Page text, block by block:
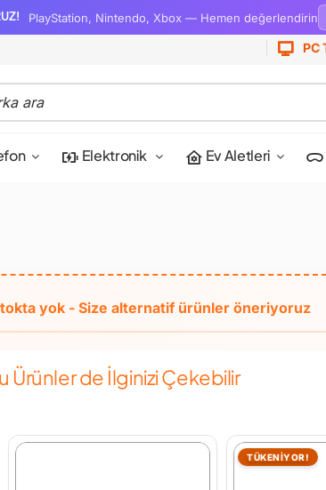
PlayStation, Nintendo, Xbox — Hemen değerlendirin
PC
Elektronik Ev Aletleri
Ürünler de İlginizi Çekebilir
TÜKENİYOR!